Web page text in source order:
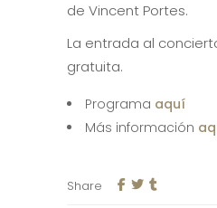
de Vincent Portes.
La entrada al
gratuita.
Programa aquí
Más información
Share